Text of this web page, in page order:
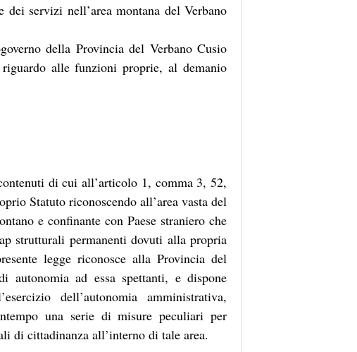
servizi nell’area montana del Verbano
della Provincia del Verbano Cusio
alle funzioni proprie, al demanio
di cui all’articolo 1, comma 3, 52,
Statuto riconoscendo all’area vasta del
e confinante con Paese straniero che
strutturali permanenti dovuti alla propria
legge riconosce alla Provincia del
ad essa spettanti, e dispone
dell’autonomia amministrativa,
una serie di misure peculiari per
di cittadinanza all’interno di tale area.